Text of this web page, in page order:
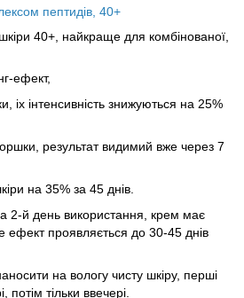
пептидів, 40+
40+, найкраще для комбінованої,
ефект,
іх інтенсивність знижуються на 25%
результат видимий вже через 7
на 35% за 45 днів.
2-й день використання, крем має
ефект проявляється до 30-45 днів
на вологу чисту шкіру, перші
потім тільки ввечері.